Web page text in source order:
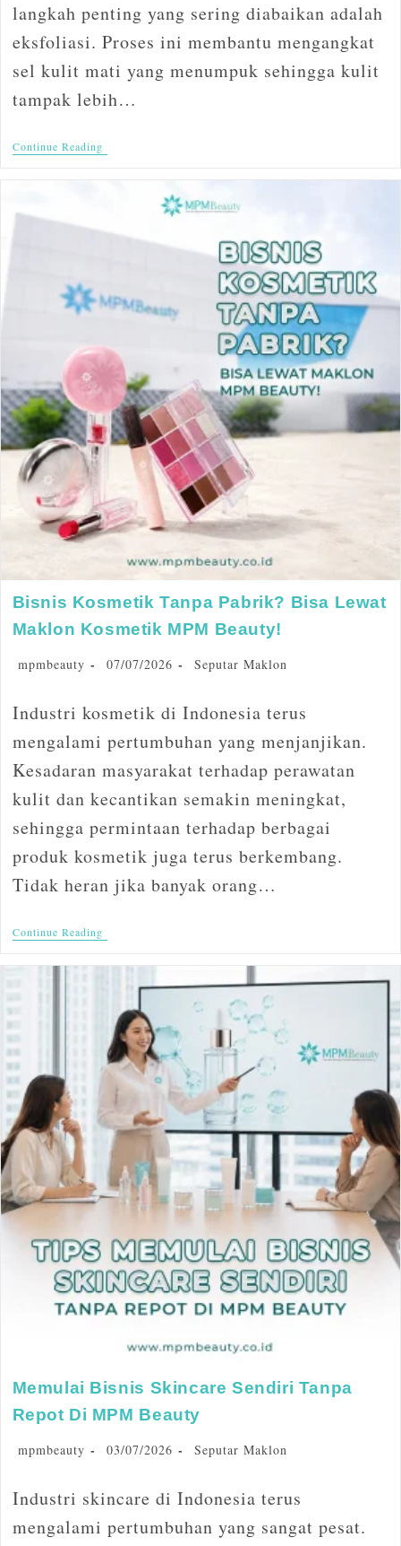
langkah penting yang sering diabaikan adalah
eksfoliasi. Proses ini membantu mengangkat
sel kulit mati yang menumpuk sehingga kulit
tampak lebih…
Continue Reading
Bisnis Kosmetik Tanpa Pabrik? Bisa Lewat
Maklon Kosmetik MPM Beauty!
mpmbeauty 07/07/2026 Seputar Maklon
Industri kosmetik di Indonesia terus
mengalami pertumbuhan yang menjanjikan.
Kesadaran masyarakat terhadap perawatan
kulit dan kecantikan semakin meningkat,
sehingga permintaan terhadap berbagai
produk kosmetik juga terus berkembang.
Tidak heran jika banyak orang…
Continue Reading
Memulai Bisnis Skincare Sendiri Tanpa
Repot Di MPM Beauty
mpmbeauty 03/07/2026 Seputar Maklon
Industri skincare di Indonesia terus
mengalami pertumbuhan yang sangat pesat.